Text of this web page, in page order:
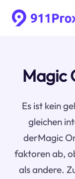
Magic
Es ist kein
gleichen
derMagic
faktoren ab,
als andere.